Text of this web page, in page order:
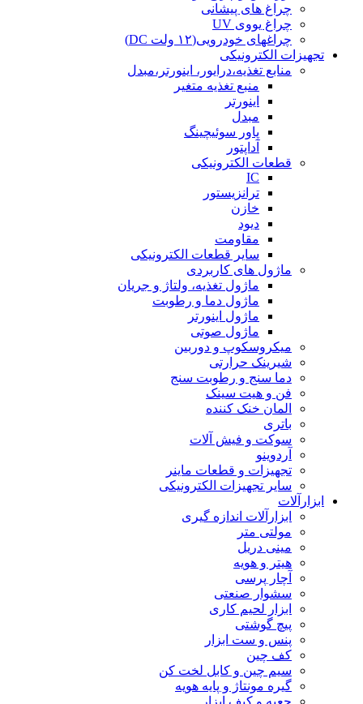
چراغ های پیشانی
چراغ یووی UV
چراغهای خودرویی(۱۲ ولت DC)
تجهیزات الکترونیکی
منابع تغذیه،درایور، اینورتر،مبدل
منبع تغذیه متغیر
اینورتر
مبدل
پاور سوئیچینگ
آداپتور
قطعات الکترونیکی
IC
ترانزیستور
خازن
دیود
مقاومت
سایر قطعات الکترونیکی
ماژول های کاربردی
ماژول تغذیه، ولتاژ و جریان
ماژول دما و رطوبت
ماژول اینورتر
ماژول صوتی
میکروسکوپ و دوربین
شیرینک حرارتی
دما سنج و رطوبت سنج
فن و هیت سینک
المان خنک کننده
باتری
سوکت و فیش آلات
آردوینو
تجهیزات و قطعات ماینر
سایر تجهیزات الکترونیکی
ابزارآلات
ابزارآلات اندازه گیری
مولتی متر
مینی دریل
هیتر و هویه
آچار پرسی
سشوار صنعتی
ابزار لحیم کاری
پیچ گوشتی
پنس و ست ابزار
کف چین
سیم چین و کابل لخت کن
گیره مونتاژ و پایه هویه
جعبه و کیف ابزار